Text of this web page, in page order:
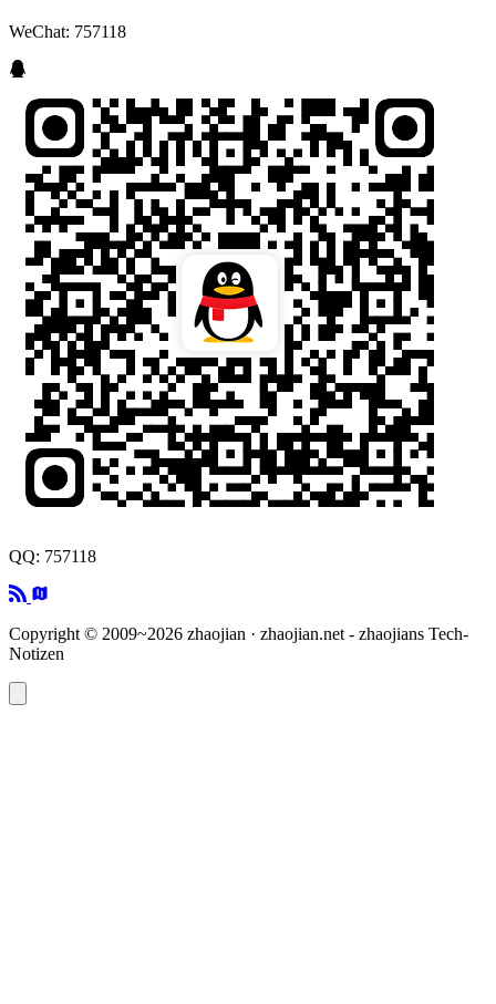
WeChat: 757118
QQ: 757118
Copyright © 2009~2026 zhaojian · zhaojian.net - zhaojians Tech-
Notizen